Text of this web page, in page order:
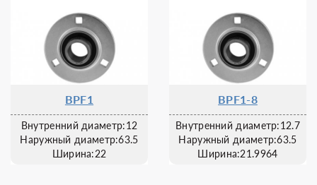
BPF1
Внутренний диаметр:12
Наружный диаметр:63.5
Ширина:22
BPF1-8
Внутренний диаметр:12.7
Наружный диаметр:63.5
Ширина:21.9964